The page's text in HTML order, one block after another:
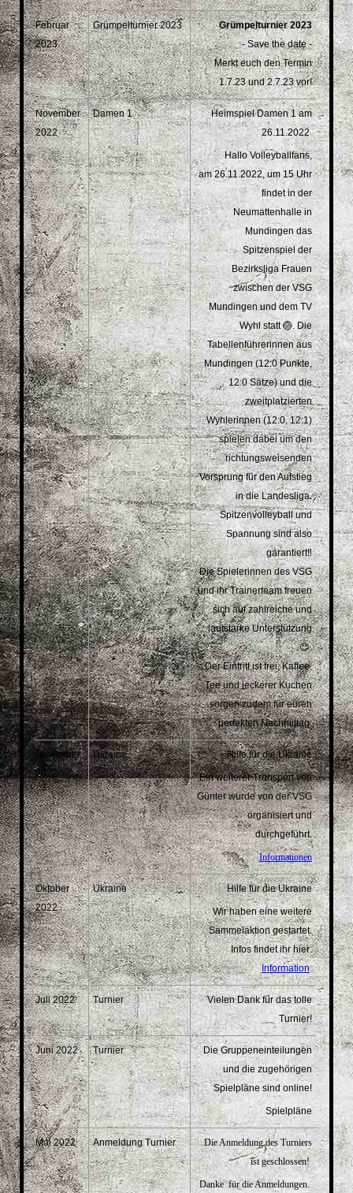
Februar
2023
Grümpelturnier 2023
Grümpelturnier 2023
- Save the date -
Merkt euch den Termin
1.7.23 und 2.7.23 vor!
November
2022
Damen 1
Heimspiel Damen 1 am
26.11.2022
Hallo Volleyballfans,
am 26.11.2022, um 15 Uhr
findet in der
Neumattenhalle in
Mundingen das
Spitzenspiel der
Bezirksliga Frauen
zwischen der VSG
Mundingen und dem TV
Wyhl statt 🏐. Die
Tabellenführerinnen aus
Mundingen (12:0 Punkte,
12:0 Sätze) und die
zweitplatzierten
Wyhlerinnen (12:0, 12:1)
spielen dabei um den
richtungsweisenden
Vorsprung für den Aufstieg
in die Landesliga.
Spitzenvolleyball und
Spannung sind also
garantiert‼️
Die Spielerinnen des VSG
und ihr Trainerteam freuen
sich auf zahlreiche und
lautstarke Unterstützung
😊.
Der Eintritt ist frei, Kaffee,
Tee und leckerer Kuchen
sorgen zudem für euren
perfekten Nachmittag.
November
2022
Ukraine Hilfe für die Ukraine
Ein weiterer Transport von
Günter wurde von der VSG
organisiert und
durchgeführt.
Informationen
Oktober
2022
Ukraine Hilfe für die Ukraine
Wir haben eine weitere
Sammelaktion gestartet.
Infos findet ihr hier:
Information
Juli 2022 Turnier
Vielen Dank für das tolle
Turnier!
Juni 2022 Turnier
Die Gruppeneinteilungen
und die zugehörigen
Spielpläne sind online!
Spielpläne
Mai 2022 Anmeldung Turnier
Die Anmeldung des Turniers
ist geschlossen!
Danke für die Anmeldungen.